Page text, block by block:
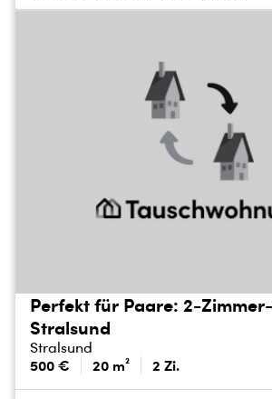
Perfekt für Paare: 2-
Stralsund
Stralsund
500 € 20 m² 2 Zi.